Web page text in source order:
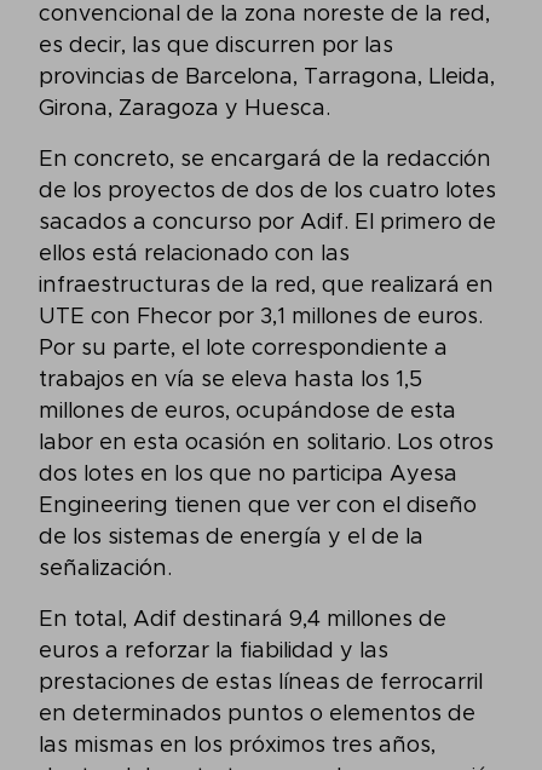
convencional de la zona noreste de la red,
es decir, las que discurren por las
provincias de Barcelona, Tarragona, Lleida,
Girona, Zaragoza y Huesca.
En concreto, se encargará de la redacción
de los proyectos de dos de los cuatro lotes
sacados a concurso por Adif. El primero de
ellos está relacionado con las
infraestructuras de la red, que realizará en
UTE con Fhecor por 3,1 millones de euros.
Por su parte, el lote correspondiente a
trabajos en vía se eleva hasta los 1,5
millones de euros, ocupándose de esta
labor en esta ocasión en solitario. Los otros
dos lotes en los que no participa Ayesa
Engineering tienen que ver con el diseño
de los sistemas de energía y el de la
señalización.
En total, Adif destinará 9,4 millones de
euros a reforzar la fiabilidad y las
prestaciones de estas líneas de ferrocarril
en determinados puntos o elementos de
las mismas en los próximos tres años,